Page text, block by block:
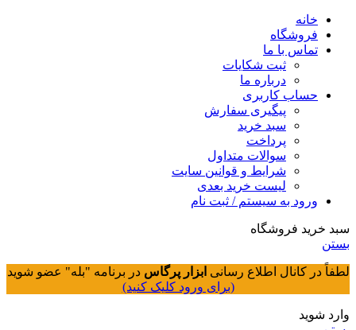
خانه
فروشگاه
تماس با ما
ثبت شکایات
درباره ما
حساب کاربری
پیگیری سفارش
سبد خرید
پرداخت
سوالات متداول
شرایط و قوانین سایت
لیست خرید بعدی
ورود به سیستم / ثبت نام
سبد خرید فروشگاه
بستن
لطفاً در کانال اطلاع رسانی ابزار پرگاس در برنامه "بله" عضو شوید
(برای ورود کلیک کنید)
وارد شوید